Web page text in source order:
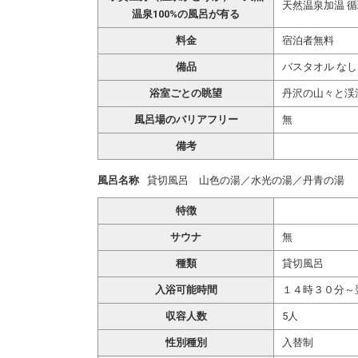
温泉100%の風呂が有る
天然温泉加温
料金 宿泊者無料
備品 バスタオル なし
浴室ごとの眺望 丹沢の山々と渓
風呂場のバリアフリー 無
備考
風呂名称 貸切風呂 山色の湯／水光の湯／丹青の湯
特徴
サウナ 無
種類 貸切風呂
入浴可能時間 １４時３０分
収容人数 5人
性別種別 入替制